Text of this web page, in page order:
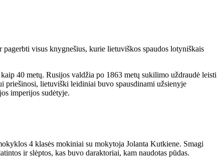
visus knygnešius, kurie lietuviškos spaudos lotyniškais
40 metų. Rusijos valdžia po 1863 metų sukilimo uždraudė leisti
priešinosi, lietuviški leidiniai buvo spausdinami užsienyje
imperijos sudėtyje.
4 klasės mokiniai su mokytoja Jolanta Kutkiene. Smagi
ir slėptos, kas buvo daraktoriai, kam naudotas pūdas.